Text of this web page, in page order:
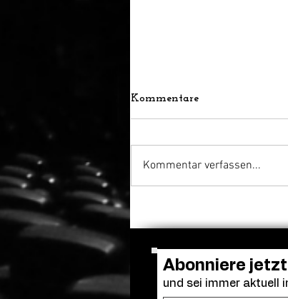
die alte Clique:
Kommentare
Kommentar verfassen...
Abonniere
und sei immer aktuell